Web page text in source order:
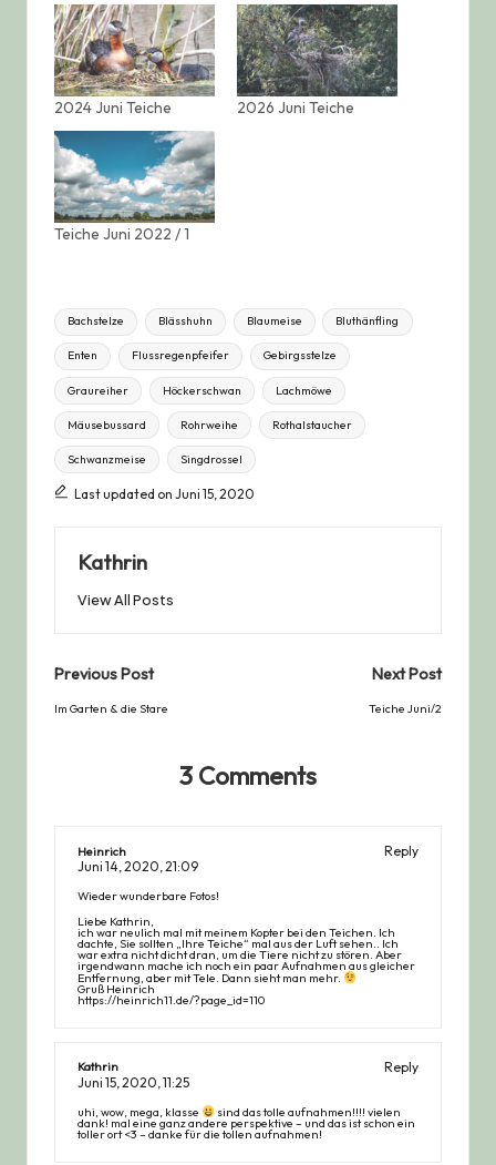
2024 Juni Teiche 2026 Juni Teiche
Teiche Juni 2022 / 1
Tags:
Bachstelze Blässhuhn Blaumeise Bluthänfling
Enten Flussregenpfeifer Gebirgsstelze
Graureiher Höckerschwan Lachmöwe
Mäusebussard Rohrweihe Rothalstaucher
Schwanzmeise Singdrossel
Last updated on Juni 15, 2020
Kathrin
View All Posts
Post
navigation
Previous Post
Im Garten & die Stare
Next Post
Teiche Juni/2
3 Comments
Heinrich
Reply
Juni 14, 2020,21:09
Wieder wunderbare Fotos!
Liebe Kathrin,
ich war neulich mal mit meinem Kopter bei den Teichen. Ich
dachte, Sie sollten „Ihre Teiche“ mal aus der Luft sehen.. Ich
war extra nicht dicht dran, um die Tiere nicht zu stören. Aber
irgendwann mache ich noch ein paar Aufnahmen aus gleicher
Entfernung, aber mit Tele. Dann sieht man mehr.
Gruß Heinrich
https://heinrich11.de/?page_id=110
Kathrin
Reply
Juni 15, 2020, 11:25
uhi, wow, mega, klasse sind das tolle aufnahmen!!!! vielen
dank! mal eine ganz andere perspektive – und das ist schon ein
toller ort <3 – danke für die tollen aufnahmen!